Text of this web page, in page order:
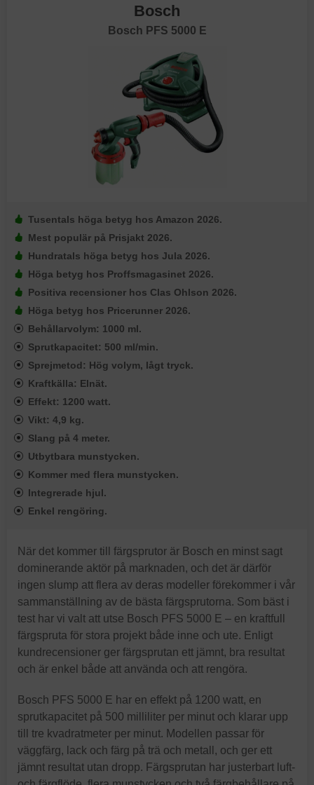
Bosch
Bosch PFS 5000 E
Tusentals höga betyg hos Amazon 2026.
Mest populär på Prisjakt 2026.
Hundratals höga betyg hos Jula 2026.
Höga betyg hos Proffsmagasinet 2026.
Positiva recensioner hos Clas Ohlson 2026.
Höga betyg hos Pricerunner 2026.
Behållarvolym: 1000 ml.
Sprutkapacitet: 500 ml/min.
Sprejmetod: Hög volym, lågt tryck.
Kraftkälla: Elnät.
Effekt: 1200 watt.
Vikt: 4,9 kg.
Slang på 4 meter.
Utbytbara munstycken.
Kommer med flera munstycken.
Integrerade hjul.
Enkel rengöring.
När det kommer till färgsprutor är Bosch en minst sagt
dominerande aktör på marknaden, och det är därför
ingen slump att flera av deras modeller förekommer i vår
sammanställning av de bästa färgsprutorna. Som bäst i
test har vi valt att utse Bosch PFS 5000 E – en kraftfull
färgspruta för stora projekt både inne och ute. Enligt
kundrecensioner ger färgsprutan ett jämnt, bra resultat
och är enkel både att använda och att rengöra.
Bosch PFS 5000 E har en effekt på 1200 watt, en
sprutkapacitet på 500 milliliter per minut och klarar upp
till tre kvadratmeter per minut. Modellen passar för
väggfärg, lack och färg på trä och metall, och ger ett
jämnt resultat utan dropp. Färgsprutan har justerbart luft-